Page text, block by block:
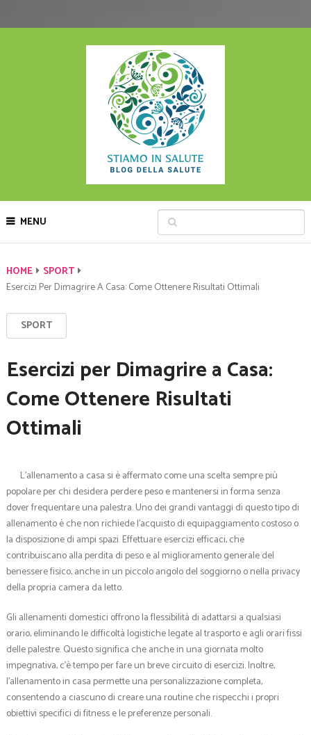
MENU
HOME
SPORT
Esercizi Per Dimagrire A Casa: Come Ottenere Risultati Ottimali
SPORT
Esercizi per Dimagrire a Casa:
Come Ottenere Risultati
Ottimali
L’allenamento a casa si è affermato come una scelta sempre più
popolare per chi desidera perdere peso e mantenersi in forma senza
dover frequentare una palestra. Uno dei grandi vantaggi di questo tipo di
allenamento è che non richiede l’acquisto di equipaggiamento costoso o
la disposizione di ampi spazi. Effettuare esercizi efficaci, che
contribuiscano alla perdita di peso e al miglioramento generale del
benessere fisico, anche in un piccolo angolo del soggiorno o nella privacy
della propria camera da letto.
Gli allenamenti domestici offrono la flessibilità di adattarsi a qualsiasi
orario, eliminando le difficoltà logistiche legate al trasporto e agli orari fissi
delle palestre. Questo significa che anche in una giornata molto
impegnativa, c’è tempo per fare un breve circuito di esercizi. Inoltre,
l’allenamento in casa permette una personalizzazione completa,
consentendo a ciascuno di creare una routine che rispecchi i propri
obiettivi specifici di fitness e le preferenze personali.